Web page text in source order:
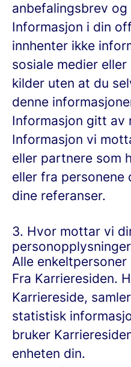
anbefalingsbrev og
Informasjon i din
innhenter ikke
sosiale medier
kilder uten at du
denne
Informasjon gitt av
Informasjon vi
eller partnere som
eller fra
dine referanser.
3. Hvor mottar vi
Alle enkeltpersoner
Fra Karrieresiden.
Karriereside,
statistisk
bruker
enheten din.